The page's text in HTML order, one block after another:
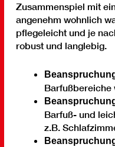
Zusammenspiel mit
angenehm wohnlich
pflegeleicht und je
robust und langlebig.
Barfußbereiche
Barfuß- und
z.B.